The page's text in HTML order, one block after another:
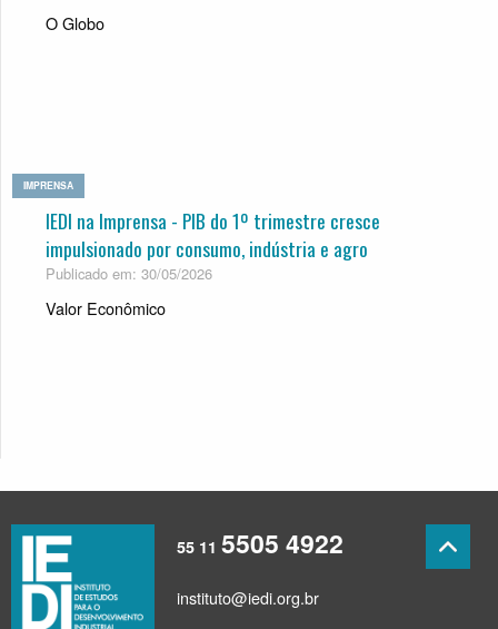
O Globo
IMPRENSA
IEDI na Imprensa - PIB do 1º trimestre cresce
impulsionado por consumo, indústria e agro
Publicado em: 30/05/2026
Valor Econômico
55 115505 4922
instituto@iedi.org.br